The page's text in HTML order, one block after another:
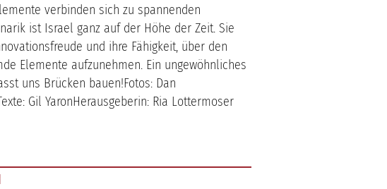
verbinden sich zu spannenden
ist Israel ganz auf der Höhe der Zeit. Sie
und ihre Fähigkeit, über den
Elemente aufzunehmen. Ein ungewöhnliches
uns Brücken bauen!Fotos: Dan
Gil YaronHerausgeberin: Ria Lottermoser